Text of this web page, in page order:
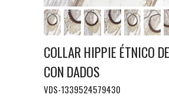
COLLAR HIPPIE ÉTNICO
CON DADOS
VDS-1339524579430